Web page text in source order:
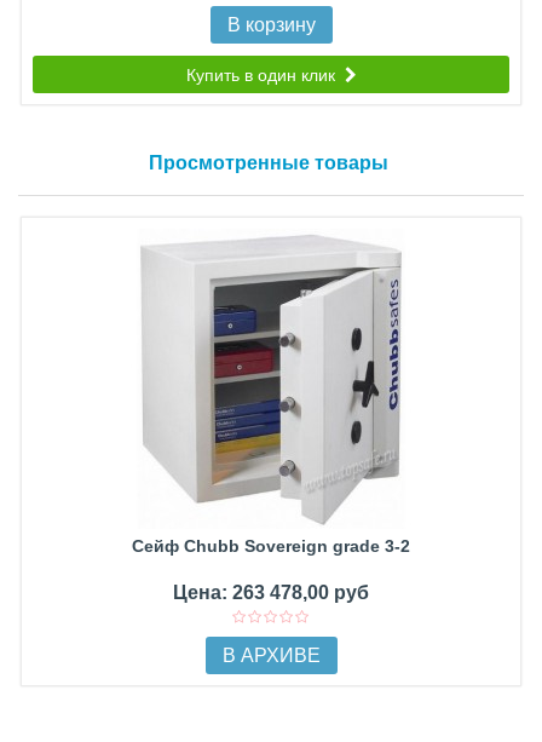
В корзину
Купить в один клик
Просмотренные товары
Сейф Chubb Sovereign grade 3-2
Цена: 263 478,00 руб
В АРХИВЕ